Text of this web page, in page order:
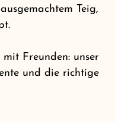
Teig,
Freunden: unser
und die richtige